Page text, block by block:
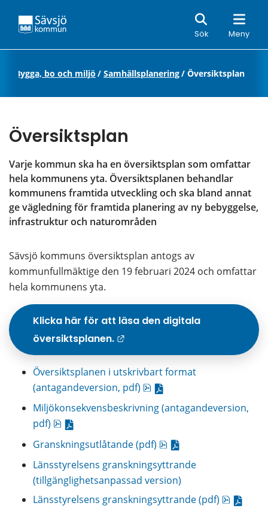
Sök Meny
Sök
Bygga, bo och miljö / Samhällsplanering/ Översiktsplan
Översiktsplan
Varje kommun ska ha en översiktsplan som omfattar
hela kommunens yta. Översiktsplanen behandlar
kommunens framtida utveckling och ska bland annat
ge vägledning för framtida planering av ny bebyggelse,
infrastruktur och naturområden
Sävsjö kommuns översiktsplan antogs av
kommunfullmäktige den 19 februari 2024 och omfattar
hela kommunens yta.
Klicka här för att läsa den digitala
översiktsplanen.
Länk till annan
Översiktsplanen i utskrivbart format
(antagandeversion, pdf)
pdf, 9.4 MB.
Miljökonsekvensbeskrivning (antagandeversion,
pdf)
pdf, 11.5 MB.
Granskningsutlåtande (pdf)
pdf, 660.3 kB.
Länsstyrelsens granskningsyttrande
(tillgänglighetsanpassad version)
Länsstyrelsens granskningsyttrande (pdf)
pdf,